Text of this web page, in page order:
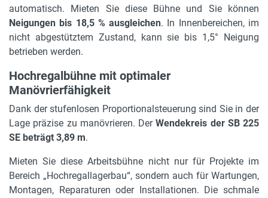
Pendelachse
nein
max. Steigfähigkeit in %
25 %
max. Bodenfreiheit
0.19 m
Lenkarten
Radstand
3.2 m
automatisch. Mieten Sie diese Bühne und Sie können
Neigungen bis 18,5 % ausgleichen. In Innenbereichen, im
nicht abgestütztem Zustand, kann sie bis 1,5° Neigung
betrieben werden.
Hochregalbühne mit optimaler
Manövrierfähigkeit
Dank der stufenlosen Proportionalsteuerung sind Sie in der
Lage präzise zu manövrieren. DerWendekreis der SB 225
SE beträgt 3,89 m.
Mieten Sie diese Arbeitsbühne nicht nur für Projekte im
Bereich „Hochregallagerbau“, sondern auch für Wartungen,
Montagen, Reparaturen oder Installationen. Die schmale